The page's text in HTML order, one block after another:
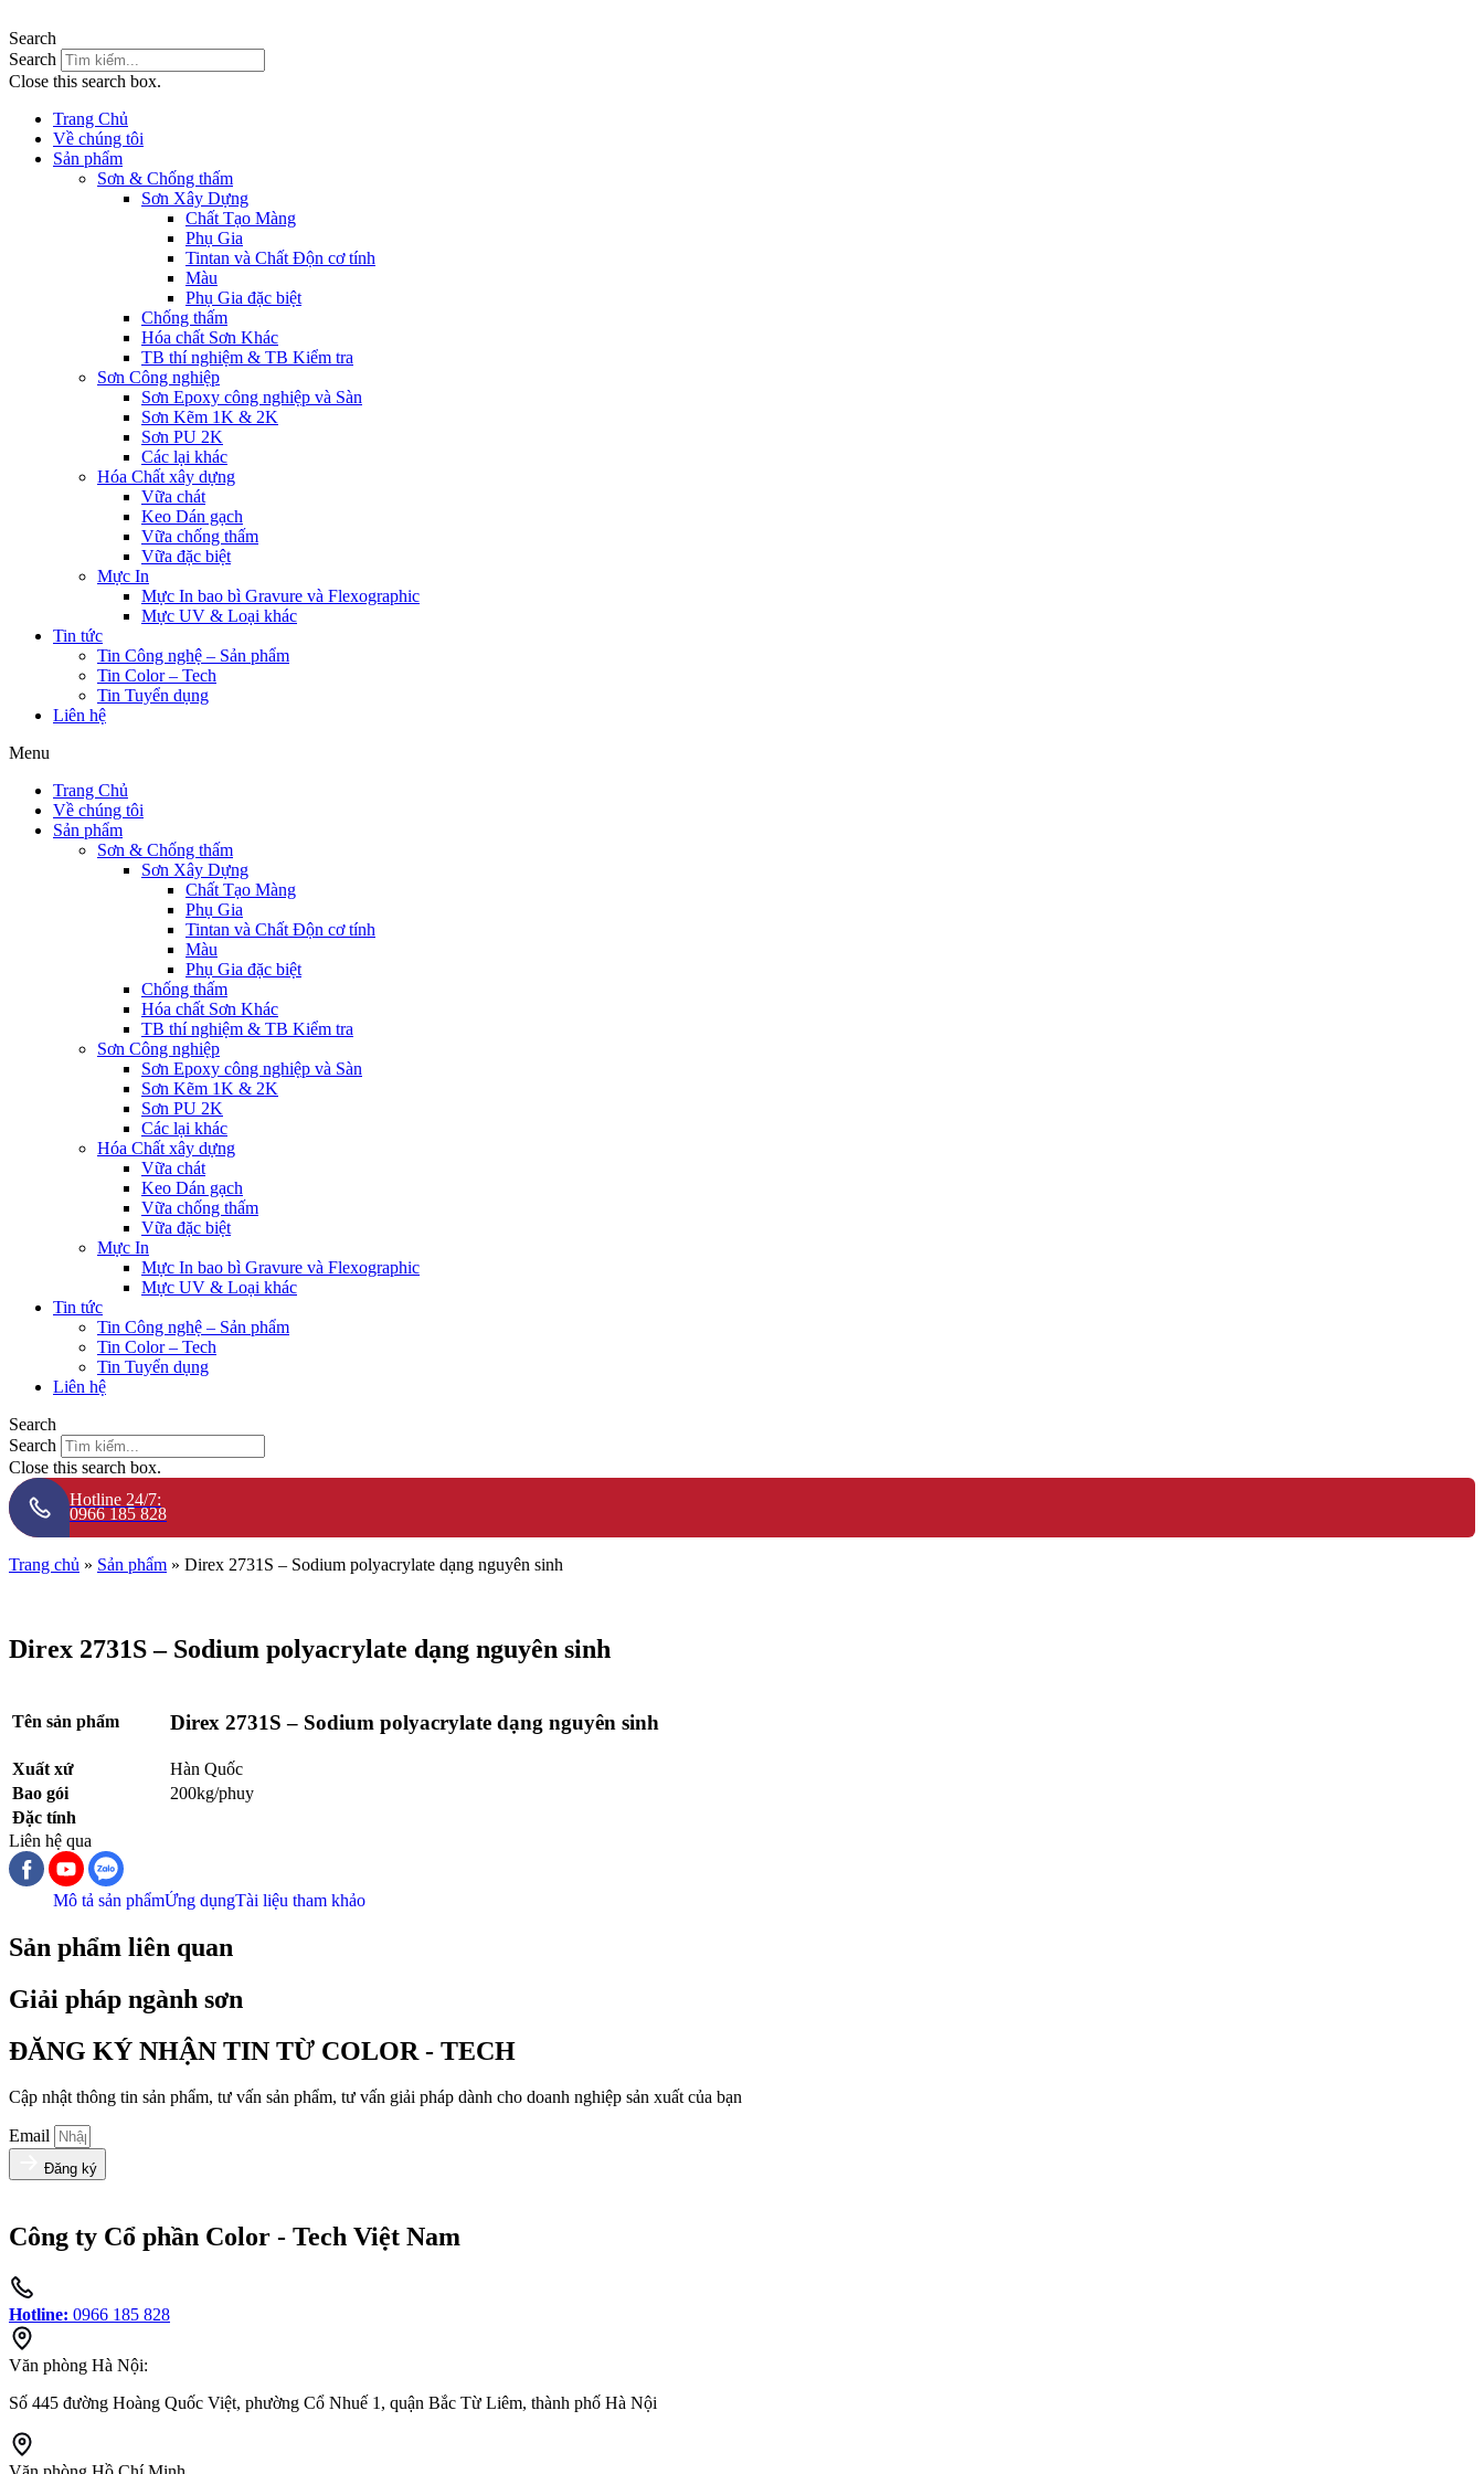
Search
Search
Close this search box.
Trang Chủ
Về chúng tôi
Sản phẩm
Sơn & Chống thấm
Sơn Xây Dựng
Chất Tạo Màng
Phụ Gia
Tintan và Chất Độn cơ tính
Màu
Phụ Gia đặc biệt
Chống thấm
Hóa chất Sơn Khác
TB thí nghiệm & TB Kiểm tra
Sơn Công nghiệp
Sơn Epoxy công nghiệp và Sàn
Sơn Kẽm 1K & 2K
Sơn PU 2K
Các lại khác
Hóa Chất xây dựng
Vữa chát
Keo Dán gạch
Vữa chống thấm
Vữa đặc biệt
Mực In
Mực In bao bì Gravure và Flexographic
Mực UV & Loại khác
Tin tức
Tin Công nghệ – Sản phẩm
Tin Color – Tech
Tin Tuyển dụng
Liên hệ
Menu
Trang Chủ
Về chúng tôi
Sản phẩm
Sơn & Chống thấm
Sơn Xây Dựng
Chất Tạo Màng
Phụ Gia
Tintan và Chất Độn cơ tính
Màu
Phụ Gia đặc biệt
Chống thấm
Hóa chất Sơn Khác
TB thí nghiệm & TB Kiểm tra
Sơn Công nghiệp
Sơn Epoxy công nghiệp và Sàn
Sơn Kẽm 1K & 2K
Sơn PU 2K
Các lại khác
Hóa Chất xây dựng
Vữa chát
Keo Dán gạch
Vữa chống thấm
Vữa đặc biệt
Mực In
Mực In bao bì Gravure và Flexographic
Mực UV & Loại khác
Tin tức
Tin Công nghệ – Sản phẩm
Tin Color – Tech
Tin Tuyển dụng
Liên hệ
Search
Search
Close this search box.
Hotline 24/7:
0966 185 828
Trang chủ » Sản phẩm » Direx 2731S – Sodium polyacrylate dạng nguyên sinh
Direx 2731S – Sodium polyacrylate dạng nguyên sinh
Tên sản phẩm Direx 2731S – Sodium polyacrylate dạng nguyên sinh
Xuất xứ
Hàn Quốc
Bao gói
200kg/phuy
Đặc tính
Liên hệ qua
Mô tả sản phẩmỨng dụngTài liệu tham khảo
Sản phẩm liên quan
Giải pháp ngành sơn
ĐĂNG KÝ NHẬN TIN TỪ COLOR - TECH
Cập nhật thông tin sản phẩm, tư vấn sản phẩm, tư vấn giải pháp dành cho doanh nghiệp sản xuất của bạn
Email
Đăng ký
Công ty Cổ phần Color - Tech Việt Nam
Hotline: 0966 185 828
Văn phòng Hà Nội:
Số 445 đường Hoàng Quốc Việt, phường Cổ Nhuế 1, quận Bắc Từ Liêm, thành phố Hà Nội